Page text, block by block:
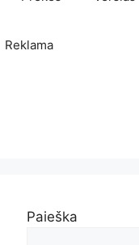
Reklama
Paieška